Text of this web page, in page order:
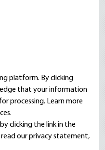
platform. By clicking
that your information
processing. Learn more
clicking the link in the
read ourprivacy statement,